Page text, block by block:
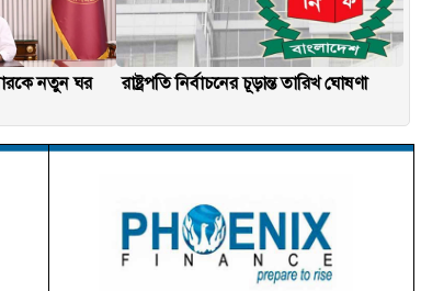
নতুন ঘর
রাষ্ট্রপতি নির্বাচনের চূড়ান্ত তারিখ ঘোষণা